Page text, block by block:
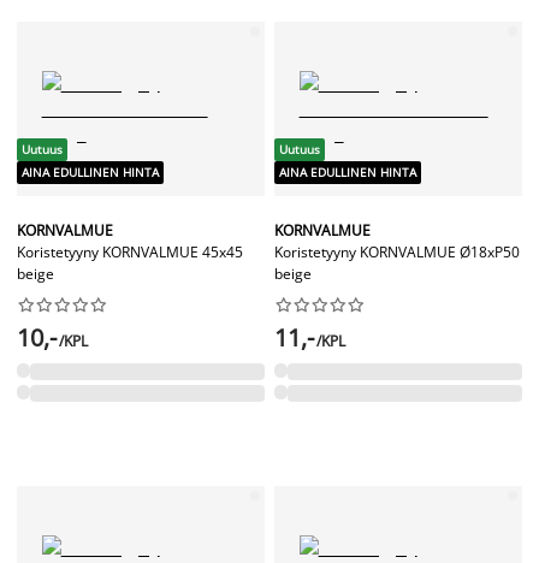
Uutuus
AINA EDULLINEN HINTA
KORNVALMUE
Koristetyyny KORNVALMUE 45x45
beige






10,-/KPL
Uutuus
AINA EDULLINEN HINTA
KORNVALMUE
Koristetyyny KORNVALMUE Ø18xP50
beige






11,-/KPL